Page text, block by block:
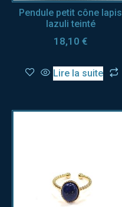
Pendule petit cône lapis
lazuli teinté
18,10 €
Lire la suite